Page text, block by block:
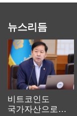
뉴스리듬
비트코인도
국가자산으로…'